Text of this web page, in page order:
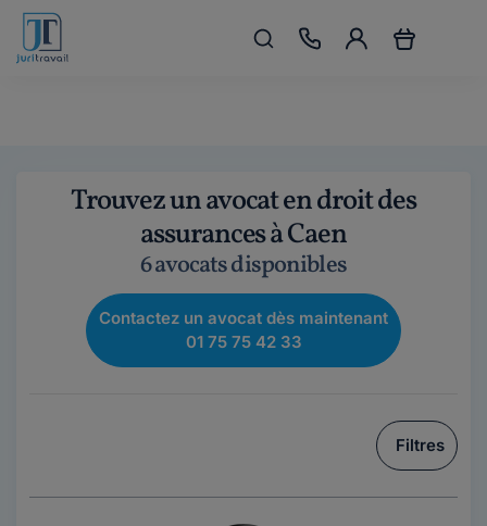
Trouvez un avocat en droit des
assurances à Caen
6 avocats disponibles
Contactez un avocat dès maintenant
01 75 75 42 33
Filtres